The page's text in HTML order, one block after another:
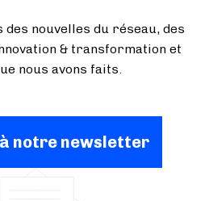
nouvelles du réseau, des
& transformation et
nous avons faits.
notre newsletter